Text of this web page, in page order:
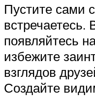
Пустите сами
встречаетесь.
появляйтесь
избежите
взглядов
Создайте